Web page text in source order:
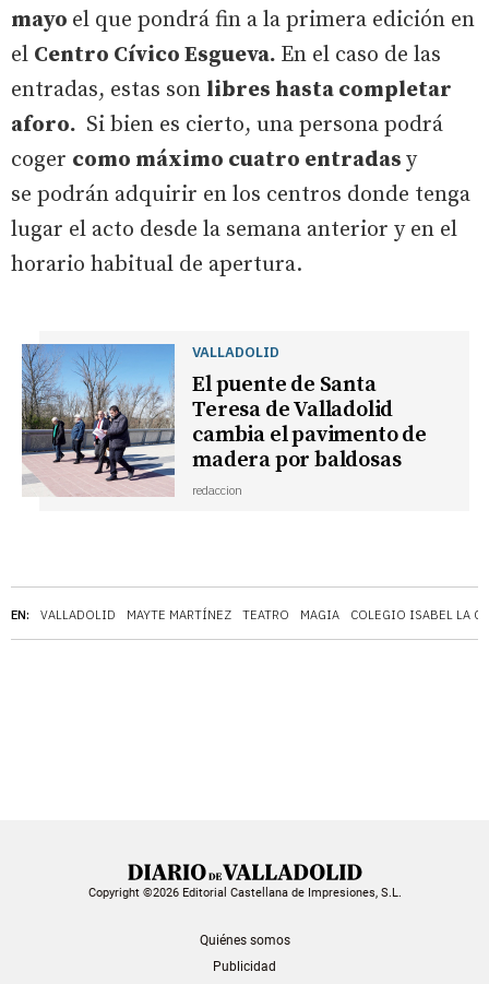
EN: VALLADOLID MAYTE MARTÍNEZ TEATRO MAGIA COLEGIO ISABEL LA
mayo el que pondrá fin a la primera edición en
el Centro Cívico Esgueva. En el caso de las
entradas, estas son libres hasta completar
aforo. Si bien es cierto, una persona podrá
coger como máximo cuatro entradas y
se podrán adquirir en los centros donde tenga
lugar el acto desde la semana anterior y en el
horario habitual de apertura.
VALLADOLID
El puente de Santa
Teresa de Valladolid
cambia el pavimento de
madera por baldosas
redaccion
Copyright ©2026 Editorial Castellana de Impresiones, S.L.
Quiénes somos
Publicidad